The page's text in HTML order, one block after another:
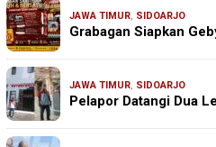
JAWA TIMUR, SIDOARJO
Grabagan Siapkan
JAWA TIMUR, SIDOARJO
Pelapor Datangi Dua